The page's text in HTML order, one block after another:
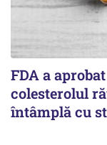
FDA a
colesterolul
întâmplă cu